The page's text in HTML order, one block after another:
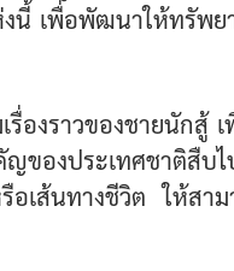
งนี้ เพื่อพัฒนาให้ทรัพ
องราวของชายนักสู้
ของประเทศชาติสืบ
อเส้นทางชีวิต ให้สา